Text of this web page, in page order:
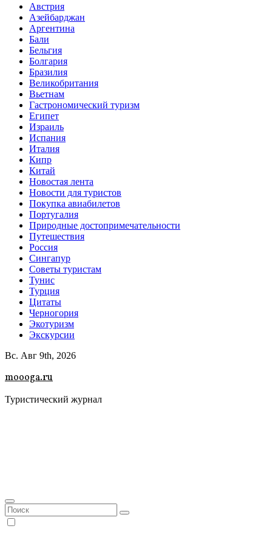
Австрия
Азейбарджан
Аргентина
Бали
Бельгия
Болгария
Бразилия
Великобритания
Вьетнам
Гастрономический туризм
Египет
Израиль
Испания
Италия
Кипр
Китай
Новостая лента
Новости для туристов
Покупка авиабилетов
Португалия
Природные достопримечательности
Путешествия
Россия
Сингапур
Советы туристам
Тунис
Турция
Цитаты
Черногория
Экотуризм
Экскурсии
Вс. Авг 9th, 2026
moooga.ru
Туристический журнал